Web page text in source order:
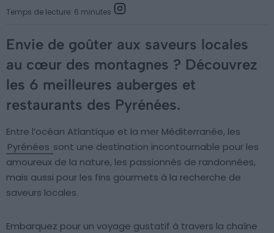
Temps de lecture: 6 minutes
Envie de goûter aux saveurs locales
au cœur des montagnes ? Découvrez
les 6 meilleures auberges et
restaurants des Pyrénées.
Entre l’océan Atlantique et la mer Méditerranée, les
Pyrénées sont une destination incontournable pour les
amoureux de la nature, les passionnés de randonnées,
mais aussi pour les fins gourmets à la recherche de
saveurs locales.
Embarquez pour un voyage gustatif à travers la chaîne